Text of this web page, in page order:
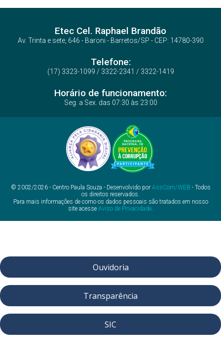
Etec Cel. Raphael Brandão
Av. Trinta e sete, 646 - Baroni - Barretos/SP - CEP: 14780-390
Telefone:
(17) 3323-1099 / 3322-2341 / 3322-1419
Horário de funcionamento:
Seg. a Sex. das 07:30 às 23:00
© 2002/2026 - Centro Paula Souza - Desenvolvido por AssCom/WEB - Todos
os direitos reservados.
Para mais informações de como os dados pessoais são tratados em nosso
site acesse Aviso de Privacidade.
Ouvidoria
Transparência
SIC